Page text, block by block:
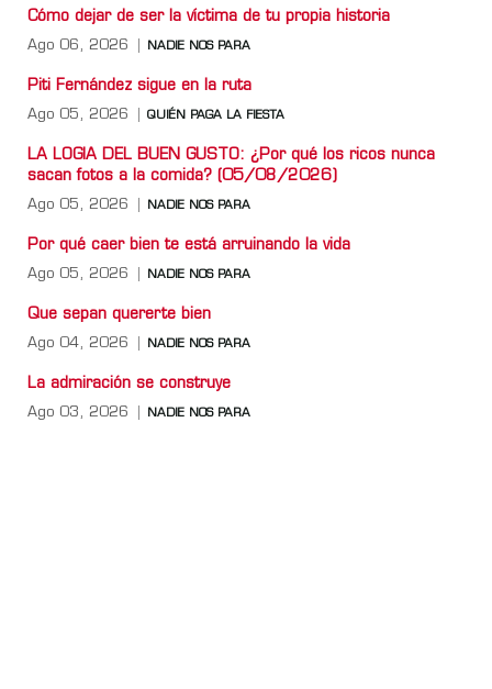
Cómo dejar de ser la víctima de tu propia historia
Ago 06, 2026 NADIE NOS PARA
Piti Fernández sigue en la ruta
Ago 05, 2026 QUIÉN PAGA LA FIESTA
LA LOGIA DEL BUEN GUSTO: ¿Por qué los ricos nunca
sacan fotos a la comida? (05/08/2026)
Ago 05, 2026 NADIE NOS PARA
Por qué caer bien te está arruinando la vida
Ago 05, 2026 NADIE NOS PARA
Que sepan quererte bien
Ago 04, 2026 NADIE NOS PARA
La admiración se construye
Ago 03, 2026 NADIE NOS PARA